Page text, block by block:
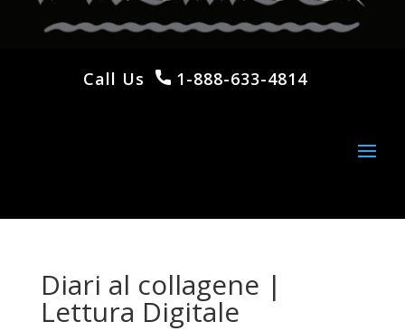
Call Us 1-888-633-4814
Diari al collagene |
Lettura Digitale